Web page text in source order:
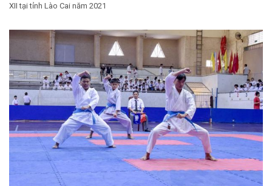
XII tại tỉnh Lào Cai năm 2021